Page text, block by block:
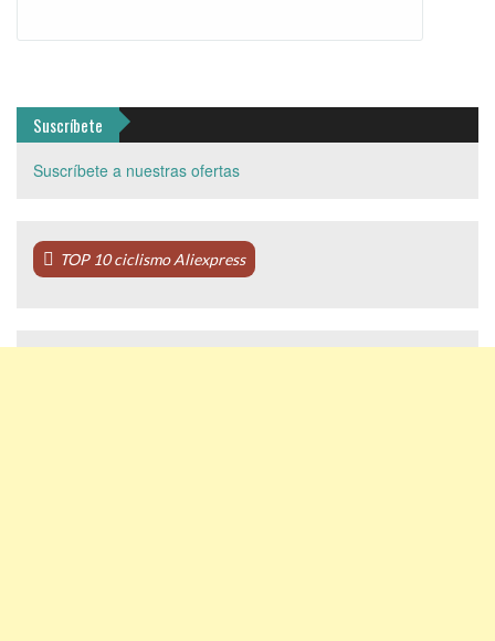
Suscríbete
Suscríbete a nuestras ofertas
TOP 10 ciclismo Aliexpress